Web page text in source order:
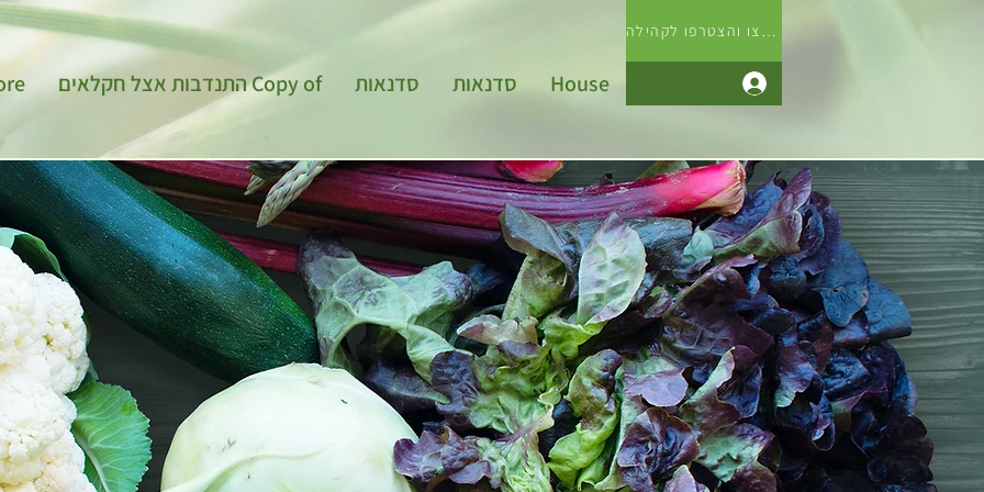
House סדנאות סדנאות Copy of התנדבות אצל חקלאים
לחצו והצטרפו לקהילה